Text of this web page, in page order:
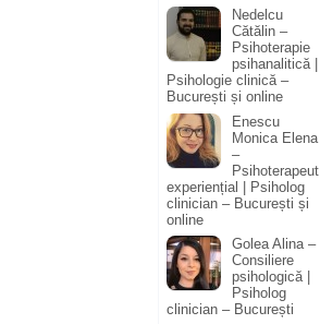
Nedelcu
Cătălin –
Psihoterapie
psihanalitică |
Psihologie clinică –
București și online
Enescu
Monica Elena
–
Psihoterapeut
experiențial | Psiholog
clinician – București și
online
Golea Alina –
Consiliere
psihologică |
Psiholog
clinician – București